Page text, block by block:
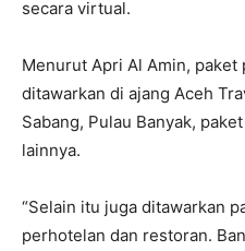
secara virtual.
Menurut Apri Al Amin, paket
ditawarkan di ajang Aceh
Sabang, Pulau Banyak,
lainnya.
“Selain itu juga ditawarkan
perhotelan dan restoran.